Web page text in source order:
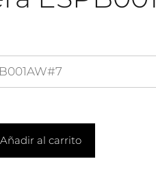
Añadir al carrito